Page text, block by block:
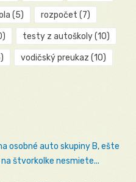
(5) rozpočet (7)
testy z autoškoly(10)
vodičský preukaz (10)
osobné auto skupiny B, ešte
štvorkolke nesmiete...